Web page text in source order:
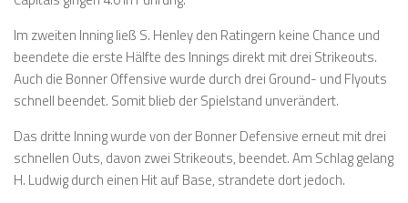
Im zweiten Inning ließ S. Henley den Ratingern keine Chance und
beendete die erste Hälfte des Innings direkt mit drei Strikeouts.
Auch die Bonner Offensive wurde durch drei Ground- und Flyouts
schnell beendet. Somit blieb der Spielstand unverändert.
Das dritte Inning wurde von der Bonner Defensive erneut mit drei
schnellen Outs, davon zwei Strikeouts, beendet. Am Schlag gelang
H. Ludwig durch einen Hit auf Base, strandete dort jedoch.